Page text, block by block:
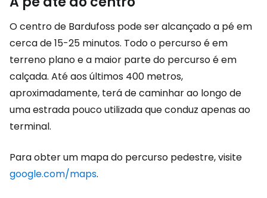
O centro de Bardufoss pode ser alcançado a pé em
cerca de 15-25 minutos. Todo o percurso é em
terreno plano e a maior parte do percurso é em
calçada. Até aos últimos 400 metros,
aproximadamente, terá de caminhar ao longo de
uma estrada pouco utilizada que conduz apenas ao
terminal.
Para obter um mapa do percurso pedestre, visite
google.com/maps.